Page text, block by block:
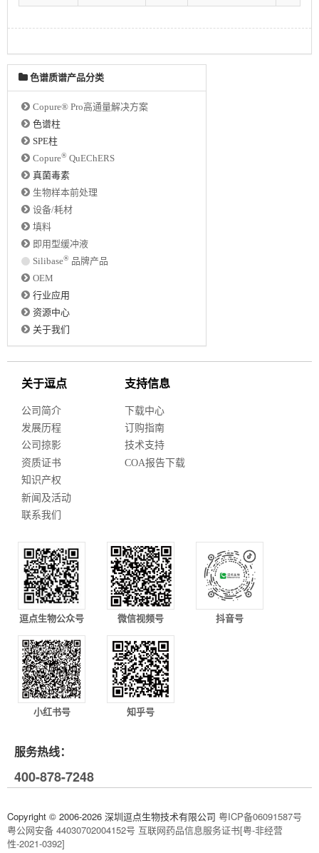
色谱质谱产品分类
Copure® Pro高通量解决方案
色谱柱
SPE柱
Copure® QuEChERS
真菌毒素
生物样本前处理
设备/耗材
填料
即用型缓冲液
Silibase® 品牌产品
OEM
行业应用
资源中心
关于我们
关于逗点
公司简介
发展历程
公司掠影
资质证书
知识产权
新闻及活动
联系我们
支持信息
下载中心
订购指南
技术支持
COA报告下载
逗点生物公众号 微信视频号 抖音号
小红书号 知乎号
服务热线：
400-878-7248
Copyright © 2006-2026 深圳逗点生物技术有限公司 粤ICP备06091587号
粤公网安备 44030702004152号 互联网药品信息服务证书[粤-非经营
性-2021-0392]